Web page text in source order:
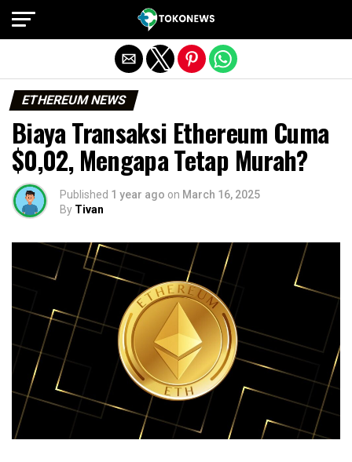
ETHEREUM NEWS
Biaya Transaksi Ethereum Cuma
$0,02, Mengapa Tetap Murah?
Published 1 year ago on March 16, 2025
By Tivan
Exit mobile version